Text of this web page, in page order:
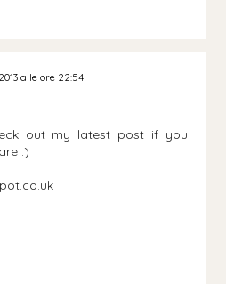
alle ore 22:54
out my latest post if you
:)